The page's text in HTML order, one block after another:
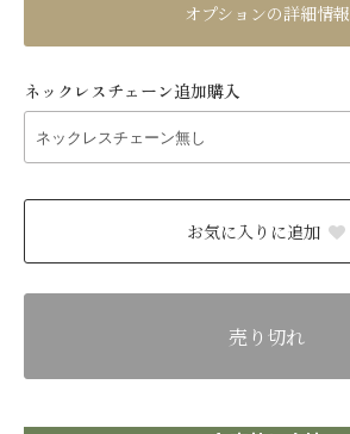
オプションの詳細情報
ネックレスチェーン追加購入
お気に入りに追加
売り切れ